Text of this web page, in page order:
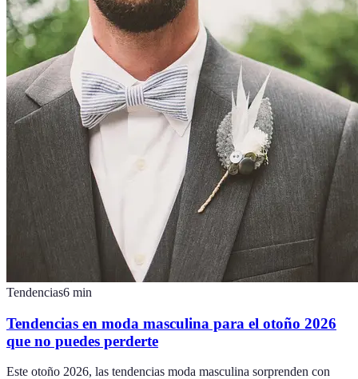
Tendencias6 min
Tendencias en moda masculina para el otoño 2026
que no puedes perderte
Este otoño 2026, las tendencias moda masculina sorprenden con